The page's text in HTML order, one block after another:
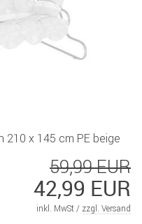
x 145 cm PE beige
59,99 EUR
42,99 EUR
inkl. MwSt / zzgl. Versand